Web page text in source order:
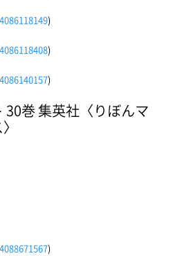
)
)
)
30巻 集英社〈りぼんマ
)